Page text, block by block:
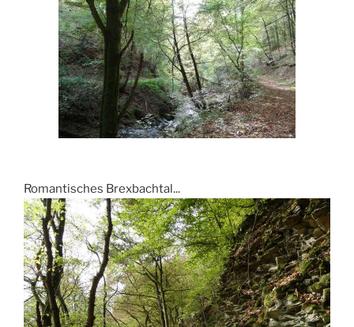
Romantisches Brexbachtal...